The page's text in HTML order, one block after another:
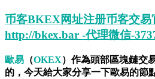
币客BKEX网址注册币客交易
http://bkex.bar -代理微信-
歐易 （OKEX）作為頭部區塊鏈交
的，今天給大家分享一下歐易的節